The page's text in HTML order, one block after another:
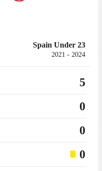
Spain Under 23
2021 - 2024
5
0
0
0